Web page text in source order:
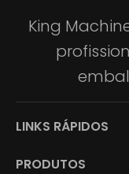
King
LINKS RÁPIDOS
PRODUTOS